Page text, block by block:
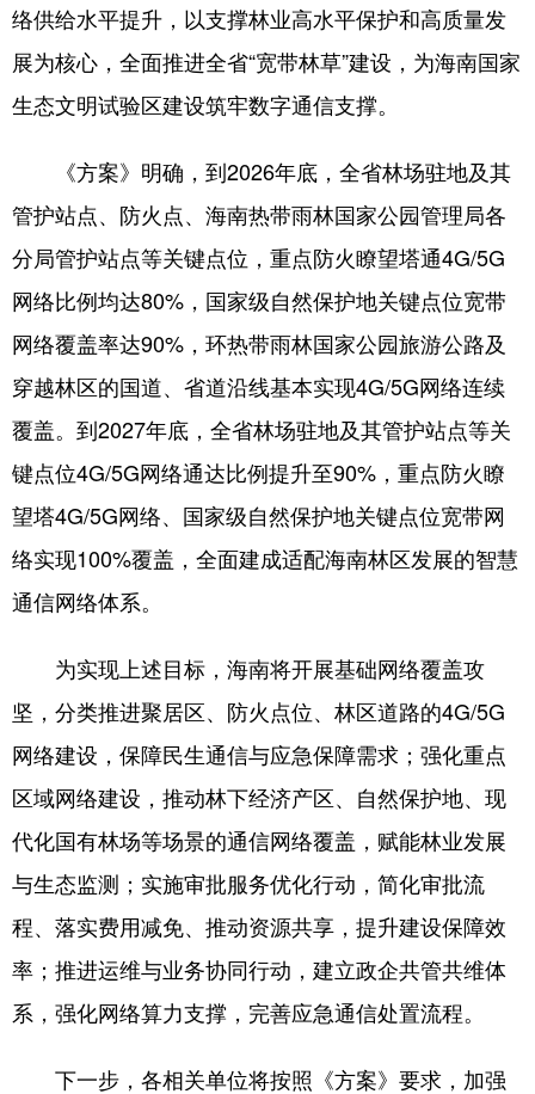
络供给水平提升，以支撑林业高水平保护和高质量发
展为核心，全面推进全省“宽带林草”建设，为海南国家
生态文明试验区建设筑牢数字通信支撑。
《方案》明确，到2026年底，全省林场驻地及其
管护站点、防火点、海南热带雨林国家公园管理局各
分局管护站点等关键点位，重点防火瞭望塔通4G/5G
网络比例均达80%，国家级自然保护地关键点位宽带
网络覆盖率达90%，环热带雨林国家公园旅游公路及
穿越林区的国道、省道沿线基本实现4G/5G网络连续
覆盖。到2027年底，全省林场驻地及其管护站点等关
键点位4G/5G网络通达比例提升至90%，重点防火瞭
望塔4G/5G网络、国家级自然保护地关键点位宽带网
络实现100%覆盖，全面建成适配海南林区发展的智慧
通信网络体系。
为实现上述目标，海南将开展基础网络覆盖攻
坚，分类推进聚居区、防火点位、林区道路的4G/5G
网络建设，保障民生通信与应急保障需求；强化重点
区域网络建设，推动林下经济产区、自然保护地、现
代化国有林场等场景的通信网络覆盖，赋能林业发展
与生态监测；实施审批服务优化行动，简化审批流
程、落实费用减免、推动资源共享，提升建设保障效
率；推进运维与业务协同行动，建立政企共管共维体
系，强化网络算力支撑，完善应急通信处置流程。
下一步，各相关单位将按照《方案》要求，加强